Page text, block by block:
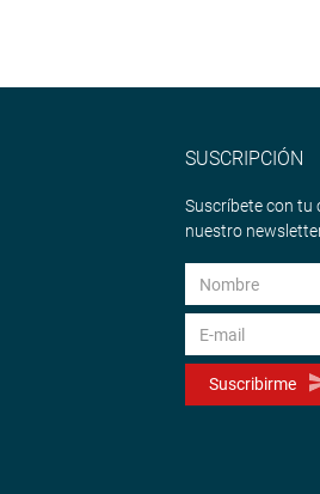
SUSCRIPCIÓN
Suscríbete con tu
nuestro
Suscribirme